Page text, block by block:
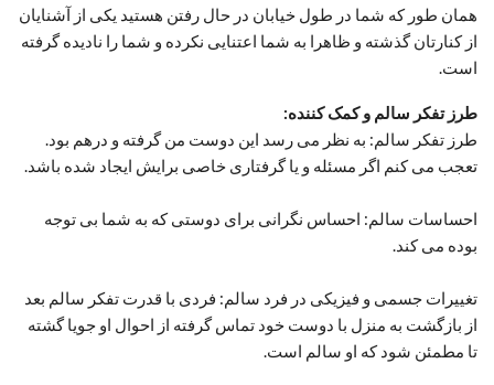
همان طور که شما در طول خیابان در حال رفتن هستید یکی از آشنایان
از کنارتان گذشته و ظاهرا به شما اعتنایی نکرده و شما را نادیده گرفته
است.
طرز تفکر سالم و کمک کننده:
طرز تفکر سالم: به نظر می رسد این دوست من گرفته و درهم بود.
تعجب می کنم اگر مسئله و یا گرفتاری خاصی برایش ایجاد شده باشد.
احساسات سالم: احساس نگرانی برای دوستی که به شما بی توجه
بوده می کند.
تغییرات جسمی و فیزیکی در فرد سالم: فردی با قدرت تفکر سالم بعد
از بازگشت به منزل با دوست خود تماس گرفته از احوال او جویا گشته
تا مطمئن شود که او سالم است.